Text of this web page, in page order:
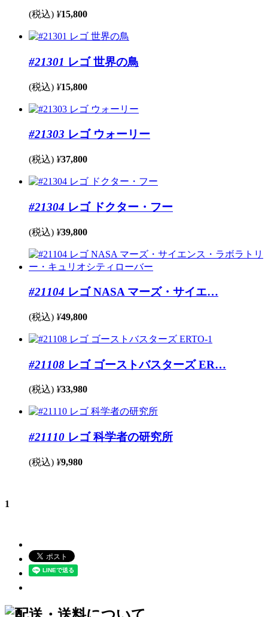
(税込) ¥15,800
#21301 レゴ 世界の鳥
(税込) ¥15,800
#21303 レゴ ウォーリー
(税込) ¥37,800
#21304 レゴ ドクター・フー
(税込) ¥39,800
#21104 レゴ NASA マーズ・サイエ…
(税込) ¥49,800
#21108 レゴ ゴーストバスターズ ER…
(税込) ¥33,980
#21110 レゴ 科学者の研究所
(税込) ¥9,980
1